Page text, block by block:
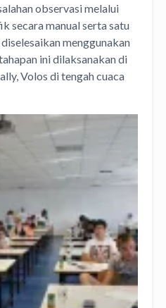
observasi melalui
secara manual serta satu
menggunakan
ini dilaksanakan di
Volos di tengah cuaca